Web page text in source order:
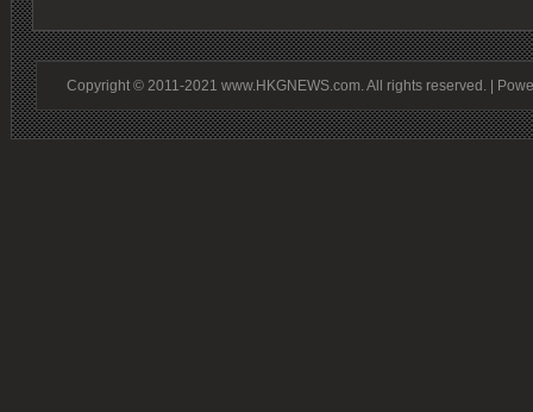
Copyright © 2011-2021 www.HKGNEWS.com. All rights reserved. |